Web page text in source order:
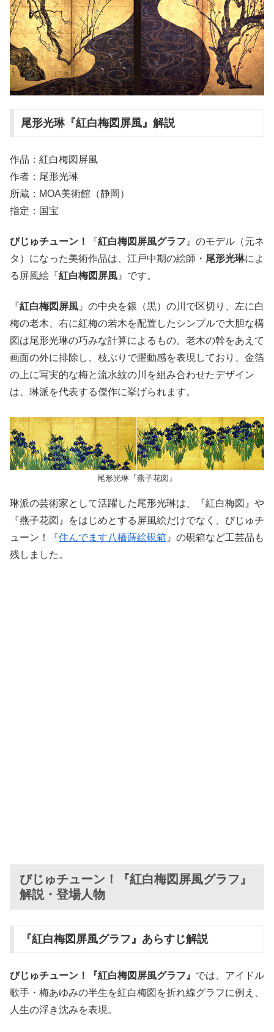
尾形光琳『紅白梅図屏風』解説
作品：紅白梅図屏風
作者：尾形光琳
所蔵：MOA美術館（静岡）
指定：国宝
びじゅチューン！ 『紅白梅図屏風グラフ 』のモデル（元ネ
タ）になった美術作品は、江戸中期の絵師・ 尾形光琳によ
る屏風絵『紅白梅図屏風 』です。
『紅白梅図屏風 』の中央を銀（黒）の川で区切り、左に白
梅の老木、右に紅梅の若木を配置したシンプルで大胆な構
図は尾形光琳の巧みな計算によるもの。老木の幹をあえて
画面の外に排除し、枝ぶりで躍動感を表現しており、金箔
の上に写実的な梅と流水紋の川を組み合わせたデザイン
は、琳派を代表する傑作に挙げられます。
尾形光琳『燕子花図』
琳派の芸術家として活躍した尾形光琳は、『紅白梅図』や
『燕子花図』をはじめとする屏風絵だけでなく、びじゅチ
ューン！『住んでます八橋蒔絵硯箱 』の硯箱など工芸品も
残しました。
びじゅチューン！『紅白梅図屏風グラフ』
解説・登場人物
『紅白梅図屏風グラフ』あらすじ解説
びじゅチューン！『紅白梅図屏風グラフ』 では、アイドル
歌手・梅あゆみの半生を紅白梅図を折れ線グラフに例え、
人生の浮き沈みを表現。